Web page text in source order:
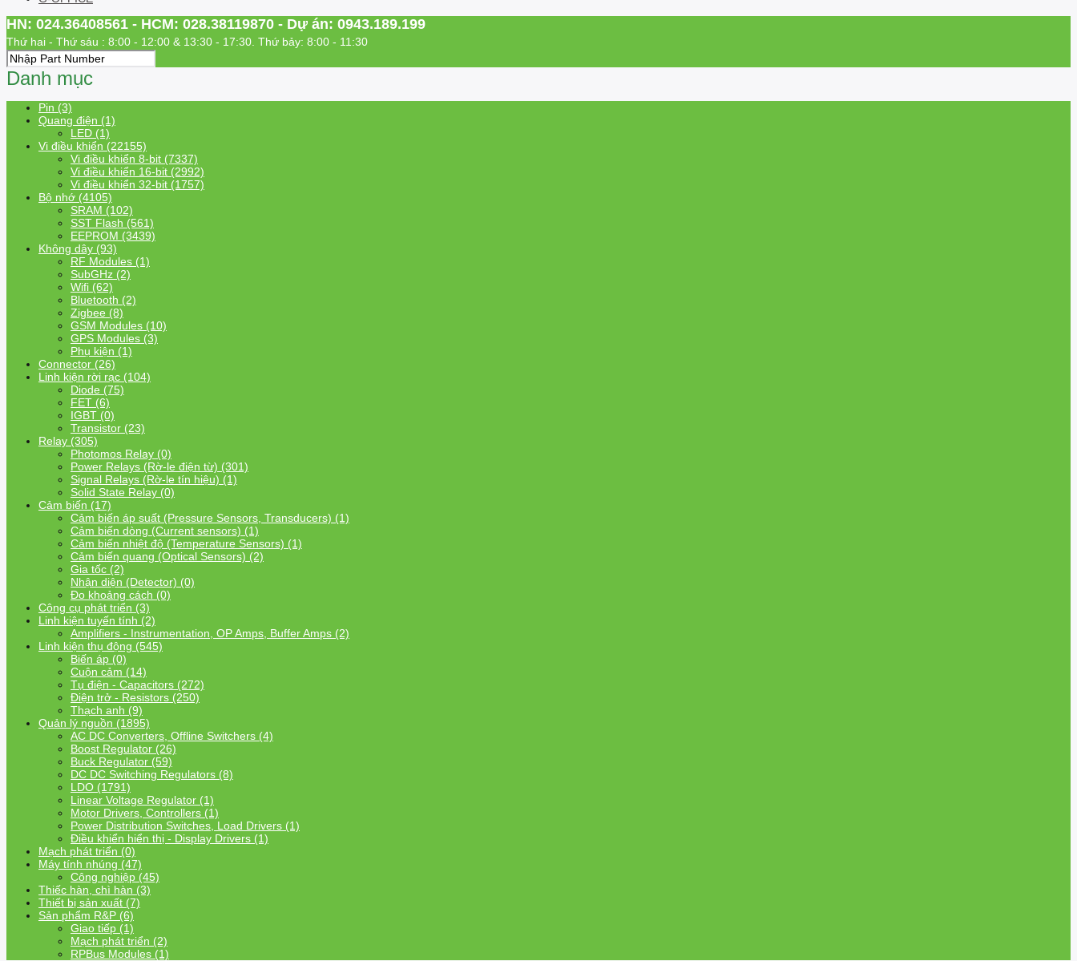
HN: 024.36408561 - HCM: 028.38119870 - Dự án: 0943.189.199
Thứ hai - Thứ sáu : 8:00 - 12:00 & 13:30 - 17:30. Thứ bảy: 8:00 - 11:30
Danh mục
Pin (3)
Quang điện (1)
LED (1)
Vi điều khiển (22155)
Vi điều khiển 8-bit (7337)
Vi điều khiển 16-bit (2992)
Vi điều khiển 32-bit (1757)
Bộ nhớ (4105)
SRAM (102)
SST Flash (561)
EEPROM (3439)
Không dây (93)
RF Modules (1)
SubGHz (2)
Wifi (62)
Bluetooth (2)
Zigbee (8)
GSM Modules (10)
GPS Modules (3)
Phụ kiện (1)
Connector (26)
Linh kiện rời rạc (104)
Diode (75)
FET (6)
IGBT (0)
Transistor (23)
Relay (305)
Photomos Relay (0)
Power Relays (Rờ-le điện từ) (301)
Signal Relays (Rờ-le tín hiệu) (1)
Solid State Relay (0)
Cảm biến (17)
Cảm biến áp suất (Pressure Sensors, Transducers) (1)
Cảm biến dòng (Current sensors) (1)
Cảm biến nhiệt độ (Temperature Sensors) (1)
Cảm biến quang (Optical Sensors) (2)
Gia tốc (2)
Nhận diện (Detector) (0)
Đo khoảng cách (0)
Công cụ phát triển (3)
Linh kiện tuyến tính (2)
Amplifiers - Instrumentation, OP Amps, Buffer Amps (2)
Linh kiện thụ động (545)
Biến áp (0)
Cuộn cảm (14)
Tụ điện - Capacitors (272)
Điện trở - Resistors (250)
Thạch anh (9)
Quản lý nguồn (1895)
AC DC Converters, Offline Switchers (4)
Boost Regulator (26)
Buck Regulator (59)
DC DC Switching Regulators (8)
LDO (1791)
Linear Voltage Regulator (1)
Motor Drivers, Controllers (1)
Power Distribution Switches, Load Drivers (1)
Điều khiển hiển thị - Display Drivers (1)
Mạch phát triển (0)
Máy tính nhúng (47)
Công nghiệp (45)
Thiếc hàn, chì hàn (3)
Thiết bị sản xuất (7)
Sản phẩm R&P (6)
Giao tiếp (1)
Mạch phát triển (2)
RPBus Modules (1)